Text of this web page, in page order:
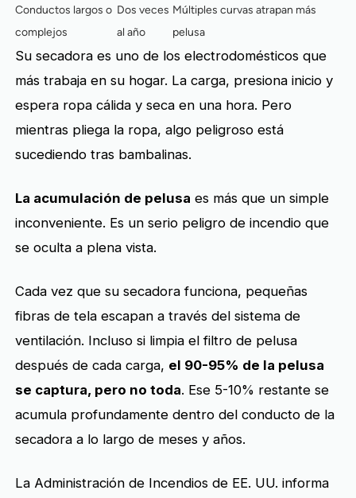
Conductos largos o
complejos
Dos veces
al año
Múltiples curvas atrapan más
pelusa
Su secadora es uno de los electrodomésticos que
más trabaja en su hogar. La carga, presiona inicio y
espera ropa cálida y seca en una hora. Pero
mientras pliega la ropa, algo peligroso está
sucediendo tras bambalinas.
La acumulación de pelusa es más que un simple
inconveniente. Es un serio peligro de incendio que
se oculta a plena vista.
Cada vez que su secadora funciona, pequeñas
fibras de tela escapan a través del sistema de
ventilación. Incluso si limpia el filtro de pelusa
después de cada carga, el 90-95% de la pelusa
se captura, pero no toda. Ese 5-10% restante se
acumula profundamente dentro del conducto de la
secadora a lo largo de meses y años.
La Administración de Incendios de EE. UU. informa